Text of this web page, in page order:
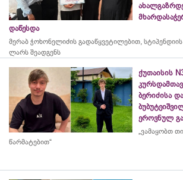
დაწესდა
მერაბ ჭოხონელიძის გადაწყვეტილებით,
ლარს შეადგენს
ქუთაისის
ბერიძისა
ეროვნულ
„ვამაყობთ
წარმატებით“